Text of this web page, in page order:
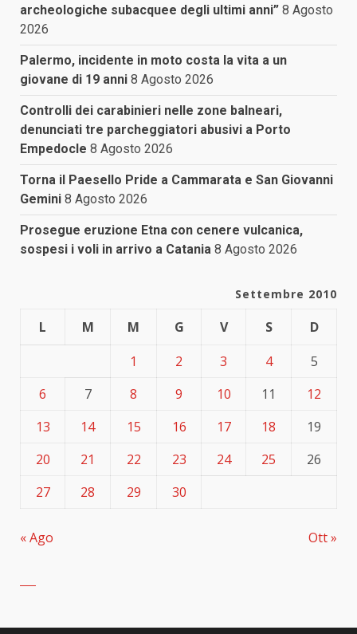
archeologiche subacquee degli ultimi anni” 8 Agosto
2026
Palermo, incidente in moto costa la vita a un
giovane di 19 anni 8 Agosto 2026
Controlli dei carabinieri nelle zone balneari,
denunciati tre parcheggiatori abusivi a Porto
Empedocle 8 Agosto 2026
Torna il Paesello Pride a Cammarata e San Giovanni
Gemini 8 Agosto 2026
Prosegue eruzione Etna con cenere vulcanica,
sospesi i voli in arrivo a Catania 8 Agosto 2026
Settembre 2010
L M M G V S
D
1
2 3 4
5
6
7 8 9 10 11
12
13
14 15 16 17 18
19
20
21 22 23 24 25
26
27
28 29 30
« Ago Ott »